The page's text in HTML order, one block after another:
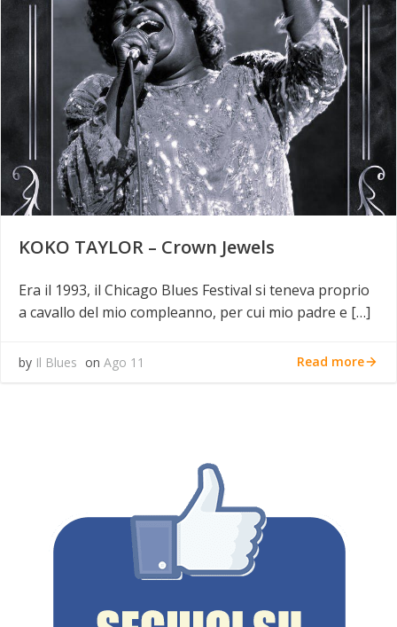
KOKO TAYLOR – Crown Jewels
Era il 1993, il Chicago Blues Festival si teneva proprio
a cavallo del mio compleanno, per cui mio padre e […]
by Il Blues on Ago 11 Read more